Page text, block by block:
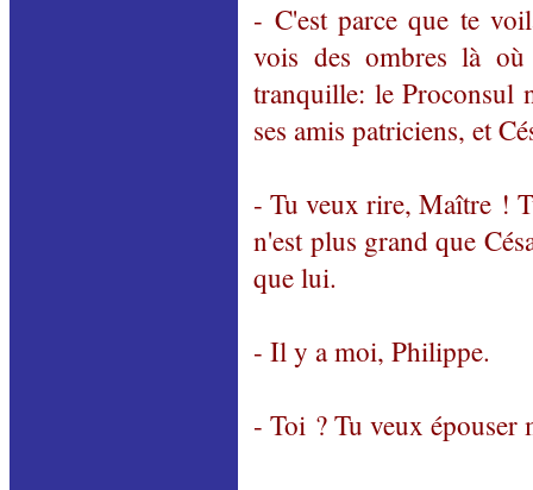
- C'est parce que te
vois des ombres là
tranquille: le Proconsul
ses amis patriciens, et
- Tu veux rire, Maître !
n'est plus grand que
que lui.
- Il y a moi, Philippe.
- Toi ? Tu veux épouser